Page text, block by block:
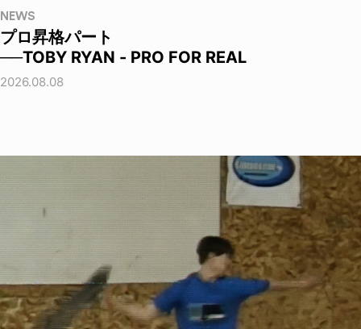
NEWS
プロ昇格パート
──TOBY RYAN - PRO FOR REAL
2026.08.08